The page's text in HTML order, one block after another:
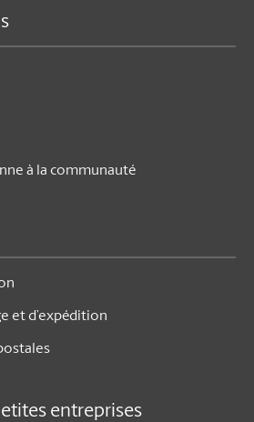
à la communauté
et d’expédition
entreprises